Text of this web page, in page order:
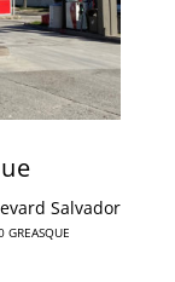
Salvador
GREASQUE